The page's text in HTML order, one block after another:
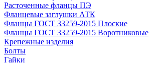
Расточенные фланцы ПЭ
Фланцевые заглушки АТК
Фланцы ГОСТ 33259-2015 Плоские
Фланцы ГОСТ 33259-2015 Воротниковые
Крепежные изделия
Болты
Гайки